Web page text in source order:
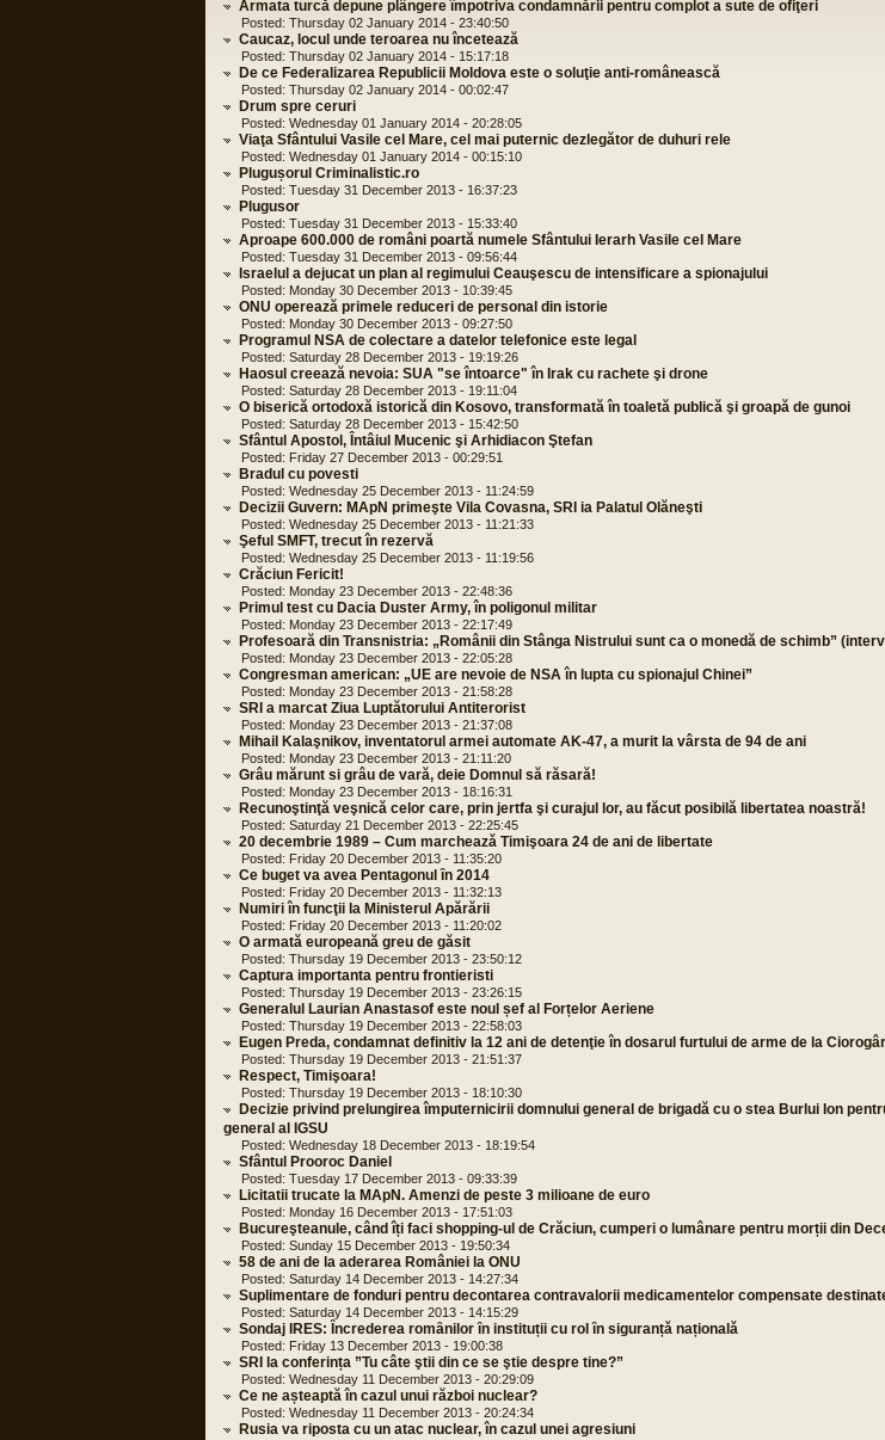
Armata turcă depune plângere împotriva condamnării pentru complot a sute de ofiţeri
Posted: Thursday 02 January 2014 - 23:40:50
Caucaz, locul unde teroarea nu încetează
Posted: Thursday 02 January 2014 - 15:17:18
De ce Federalizarea Republicii Moldova este o soluţie anti-românească
Posted: Thursday 02 January 2014 - 00:02:47
Drum spre ceruri
Posted: Wednesday 01 January 2014 - 20:28:05
Viaţa Sfântului Vasile cel Mare, cel mai puternic dezlegător de duhuri rele
Posted: Wednesday 01 January 2014 - 00:15:10
Plugușorul Criminalistic.ro
Posted: Tuesday 31 December 2013 - 16:37:23
Plugusor
Posted: Tuesday 31 December 2013 - 15:33:40
Aproape 600.000 de români poartă numele Sfântului Ierarh Vasile cel Mare
Posted: Tuesday 31 December 2013 - 09:56:44
Israelul a dejucat un plan al regimului Ceauşescu de intensificare a spionajului
Posted: Monday 30 December 2013 - 10:39:45
ONU operează primele reduceri de personal din istorie
Posted: Monday 30 December 2013 - 09:27:50
Programul NSA de colectare a datelor telefonice este legal
Posted: Saturday 28 December 2013 - 19:19:26
Haosul creează nevoia: SUA "se întoarce" în Irak cu rachete şi drone
Posted: Saturday 28 December 2013 - 19:11:04
O biserică ortodoxă istorică din Kosovo, transformată în toaletă publică şi groapă de gunoi
Posted: Saturday 28 December 2013 - 15:42:50
Sfântul Apostol, Întâiul Mucenic şi Arhidiacon Ştefan
Posted: Friday 27 December 2013 - 00:29:51
Bradul cu povesti
Posted: Wednesday 25 December 2013 - 11:24:59
Decizii Guvern: MApN primeşte Vila Covasna, SRI ia Palatul Olăneşti
Posted: Wednesday 25 December 2013 - 11:21:33
Şeful SMFT, trecut în rezervă
Posted: Wednesday 25 December 2013 - 11:19:56
Crăciun Fericit!
Posted: Monday 23 December 2013 - 22:48:36
Primul test cu Dacia Duster Army, în poligonul militar
Posted: Monday 23 December 2013 - 22:17:49
Profesoară din Transnistria: „Românii din Stânga Nistrului sunt ca o monedă de schimb”
Posted: Monday 23 December 2013 - 22:05:28
Congresman american: „UE are nevoie de NSA în lupta cu spionajul Chinei”
Posted: Monday 23 December 2013 - 21:58:28
SRI a marcat Ziua Luptătorului Antiterorist
Posted: Monday 23 December 2013 - 21:37:08
Mihail Kalaşnikov, inventatorul armei automate AK-47, a murit la vârsta de 94 de ani
Posted: Monday 23 December 2013 - 21:11:20
Grâu mărunt si grâu de vară, deie Domnul să răsară!
Posted: Monday 23 December 2013 - 18:16:31
Recunoştinţă veşnică celor care, prin jertfa şi curajul lor, au făcut posibilă libertatea noastră!
Posted: Saturday 21 December 2013 - 22:25:45
20 decembrie 1989 – Cum marcheazǎ Timişoara 24 de ani de libertate
Posted: Friday 20 December 2013 - 11:35:20
Ce buget va avea Pentagonul ȋn 2014
Posted: Friday 20 December 2013 - 11:32:13
Numiri în funcţii la Ministerul Apărării
Posted: Friday 20 December 2013 - 11:20:02
O armată europeană greu de găsit
Posted: Thursday 19 December 2013 - 23:50:12
Captura importanta pentru frontieristi
Posted: Thursday 19 December 2013 - 23:26:15
Generalul Laurian Anastasof este noul șef al Forțelor Aeriene
Posted: Thursday 19 December 2013 - 22:58:03
Eugen Preda, condamnat definitiv la 12 ani de detenţie în dosarul furtului de arme de la
Posted: Thursday 19 December 2013 - 21:51:37
Respect, Timişoara!
Posted: Thursday 19 December 2013 - 18:10:30
Decizie privind prelungirea împuternicirii domnului general de brigadă cu o stea Burlui Ion
general al IGSU
Posted: Wednesday 18 December 2013 - 18:19:54
Sfântul Prooroc Daniel
Posted: Tuesday 17 December 2013 - 09:33:39
Licitatii trucate la MApN. Amenzi de peste 3 milioane de euro
Posted: Monday 16 December 2013 - 17:51:03
Bucureşteanule, când îți faci shopping-ul de Crăciun, cumperi o lumânare pentru morții din
Posted: Sunday 15 December 2013 - 19:50:34
58 de ani de la aderarea României la ONU
Posted: Saturday 14 December 2013 - 14:27:34
Suplimentare de fonduri pentru decontarea contravalorii medicamentelor compensate
Posted: Saturday 14 December 2013 - 14:15:29
Sondaj IRES: Ȋncrederea romȃnilor ȋn instituții cu rol ȋn siguranțǎ naționalǎ
Posted: Friday 13 December 2013 - 19:00:38
SRI la conferința ”Tu câte ştii din ce se ştie despre tine?”
Posted: Wednesday 11 December 2013 - 20:29:09
Ce ne așteaptă în cazul unui război nuclear?
Posted: Wednesday 11 December 2013 - 20:24:34
Rusia va riposta cu un atac nuclear, în cazul unei agresiuni